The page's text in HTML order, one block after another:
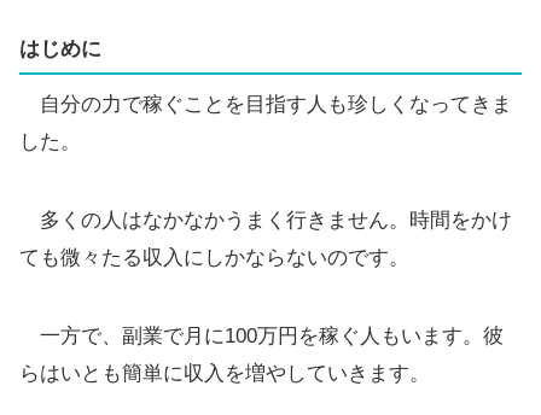
はじめに
自分の力で稼ぐことを目指す人も珍しくなってきま
した。
多くの人はなかなかうまく行きません。時間をかけ
ても微々たる収入にしかならないのです。
一方で、副業で月に100万円を稼ぐ人もいます。彼
らはいとも簡単に収入を増やしていきます。